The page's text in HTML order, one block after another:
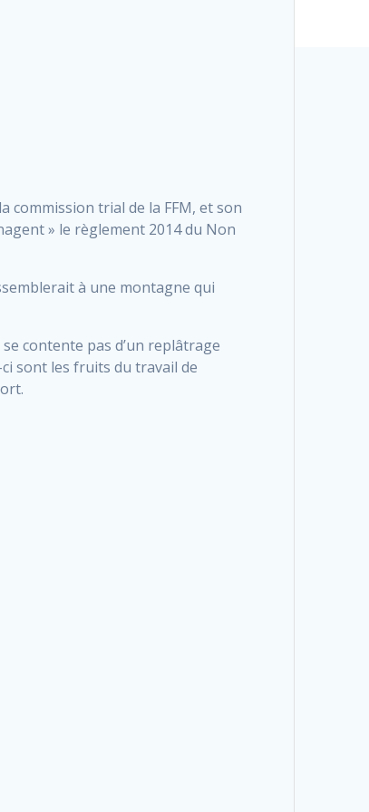
commission trial de la FFM, et son
» le règlement 2014 du Non
à une montagne qui
contente pas d’un replâtrage
ci sont les fruits du travail de